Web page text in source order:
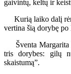
gaivintų, keltų ir
Kurią laiko dalį
vertina šią dorybę po
Šventa Margarita
tris dorybes: gilų
skaistumą”.